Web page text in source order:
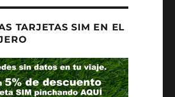
TARJETAS SIM EN EL